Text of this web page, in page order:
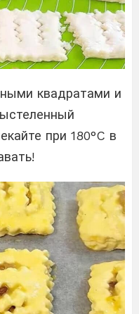
квадратами и
при 180°C в